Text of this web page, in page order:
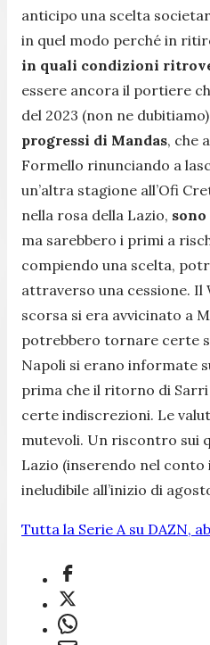
anticipo una scelta
in quel modo perché in
in quali condizioni
essere ancora il portiere
del 2023 (non ne
progressi di Mandas, che
Formello rinunciando a
un’altra stagione all’Ofi
nella rosa della Lazio,
ma sarebbero i primi a
compiendo una scelta,
attraverso una cessione. Il
scorsa si era avvicinato a
potrebbero tornare certe
Napoli si erano informate
prima che il ritorno di Sarri
certe indiscrezioni. Le
mutevoli. Un riscontro sui
Lazio (inserendo nel conto
ineludibile all’inizio di
Tutta la Serie A su DAZN,